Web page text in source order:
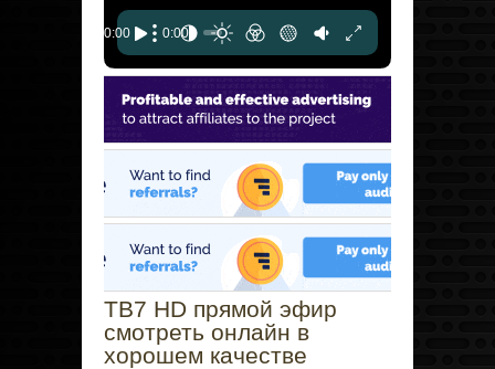
ТВ7 HD прямой эфир
смотреть онлайн в
хорошем качестве